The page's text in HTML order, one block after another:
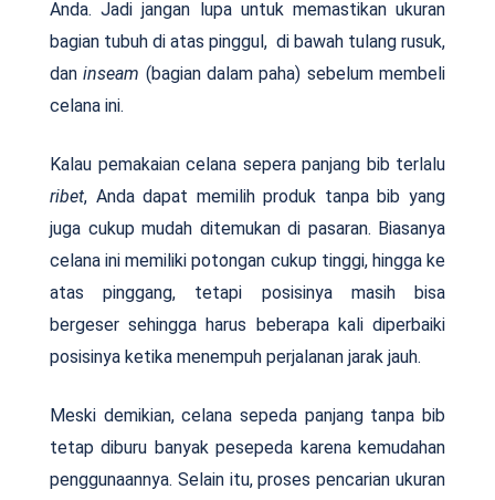
Anda. Jadi jangan lupa untuk memastikan ukuran
bagian tubuh di atas pinggul, di bawah tulang rusuk,
daninseam (bagian dalam paha) sebelum membeli
celana ini.
Kalau pemakaian celana sepera panjang bib terlalu
ribet, Anda dapat memilih produk tanpa bib yang
juga cukup mudah ditemukan di pasaran. Biasanya
celana ini memiliki potongan cukup tinggi, hingga ke
atas pinggang, tetapi posisinya masih bisa
bergeser sehingga harus beberapa kali diperbaiki
posisinya ketika menempuh perjalanan jarak jauh.
Meski demikian, celana sepeda panjang tanpa bib
tetap diburu banyak pesepeda karena kemudahan
penggunaannya. Selain itu, proses pencarian ukuran